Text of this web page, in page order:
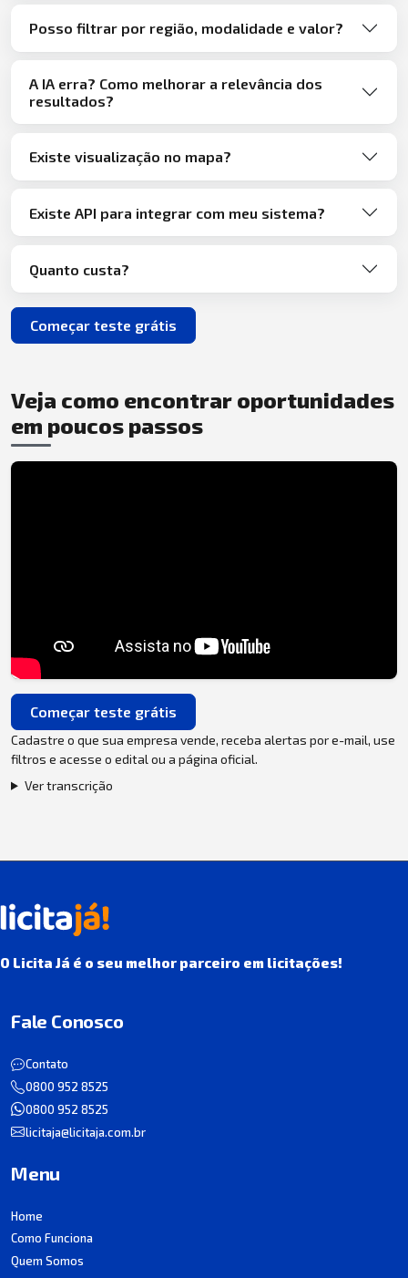
Posso filtrar por região, modalidade e valor?
A IA erra? Como melhorar a relevância dos
resultados?
Existe visualização no mapa?
Existe API para integrar com meu sistema?
Quanto custa?
Começar teste grátis
Veja como encontrar oportunidades
em poucos passos
Começar teste grátis
Cadastre o que sua empresa vende, receba alertas por e-mail, use
filtros e acesse o edital ou a página oficial.
Ver transcrição
O Licita Já é o seu melhor parceiro em licitações!
Fale Conosco
Contato
0800 952 8525
0800 952 8525
licitaja@licitaja.com.br
Menu
Home
Como Funciona
Quem Somos